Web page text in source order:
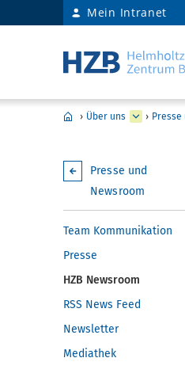
Mein Intranet
› Über uns ›
Presse und
Newsroom
Team Kommunikation
Presse
HZB Newsroom
RSS News Feed
Newsletter
Mediathek